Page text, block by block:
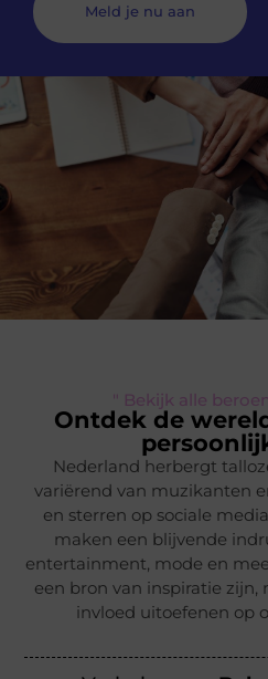
Meld je nu aan
" Bekijk alle
Ontdek de
Nederland herbergt
variërend van muzikanten
en sterren op sociale
maken een blijvende
entertainment, mode en
een bron van inspiratie
invloed uitoefenen op